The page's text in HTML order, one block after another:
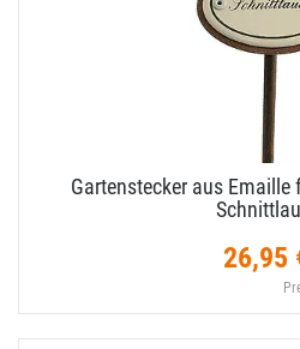
Gartenstecker aus Emaille
26,95